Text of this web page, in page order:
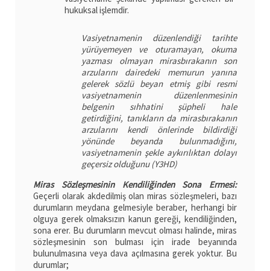
hukuksal işlemdir.
Vasiyetnamenin düzenlendiği tarihte
yürüyemeyen ve oturamayan, okuma
yazması olmayan mirasbırakanın son
arzularını dairedeki memurun yanına
gelerek sözlü beyan etmiş gibi resmi
vasiyetnamenin düzenlenmesinin
belgenin sıhhatini şüpheli hale
getirdiğini, tanıkların da mirasbırakanın
arzularını kendi önlerinde bildirdiği
yönünde beyanda bulunmadığını,
vasiyetnamenin şekle aykırılıktan dolayı
geçersiz olduğunu (Y3HD)
Miras Sözleşmesinin Kendiliğinden Sona Ermesi:
Geçerli olarak akdedilmiş olan miras sözleşmeleri, bazı
durumların meydana gelmesiyle beraber, herhangi bir
olguya gerek olmaksızın kanun gereği, kendiliğinden,
sona erer. Bu durumların mevcut olması halinde, miras
sözleşmesinin son bulması için irade beyanında
bulunulmasına veya dava açılmasına gerek yoktur. Bu
durumlar;